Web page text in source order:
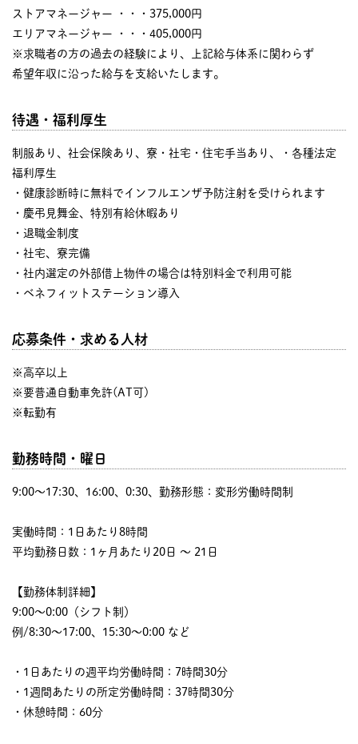
ストアマネージャー ・・・375,000円
エリアマネージャー ・・・405,000円
※求職者の方の過去の経験により、上記給与体系に関わらず
希望年収に沿った給与を支給いたします。
待遇・福利厚生
制服あり、社会保険あり、寮・社宅・住宅手当あり、・各種法定
福利厚生
・健康診断時に無料でインフルエンザ予防注射を受けられます
・慶弔見舞金、特別有給休暇あり
・退職金制度
・社宅、寮完備
・社内選定の外部借上物件の場合は特別料金で利用可能
・ベネフィットステーション導入
応募条件・求める人材
※高卒以上
※要普通自動車免許(AT可)
※転勤有
勤務時間・曜日
9:00〜17:30、16:00、0:30、勤務形態：変形労働時間制
実働時間：1日あたり8時間
平均勤務日数：1ヶ月あたり20日 〜 21日
【勤務体制詳細】
9:00～0:00（シフト制）
例/8:30～17:00、15:30～0:00 など
・1日あたりの週平均労働時間：7時間30分
・1週間あたりの所定労働時間：37時間30分
・休憩時間：60分